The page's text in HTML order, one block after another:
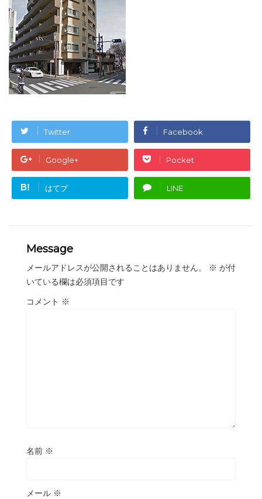
Twitter Facebook
Google+ Pocket
B! はてブ LINE
Message
メールアドレスが公開されることはありません。 ※ が付
いている欄は必須項目です
コメント ※
名前 ※
メール ※